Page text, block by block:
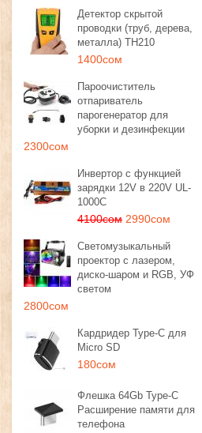
Детектор скрытой
проводки (труб, дерева,
металла) TH210
1400сом
Пароочиститель
отпариватель
парогенератор для
уборки и дезинфекции
2300сом
Инвертор с функцией
зарядки 12V в 220V UL-
1000C
4100сом 2990сом
Светомузыкальный
проектор с лазером,
диско-шаром и RGB, УФ
светом
2800сом
Кардридер Type-C для
Micro SD
180сом
Флешка 64Gb Type-C
Расширение памяти для
телефона